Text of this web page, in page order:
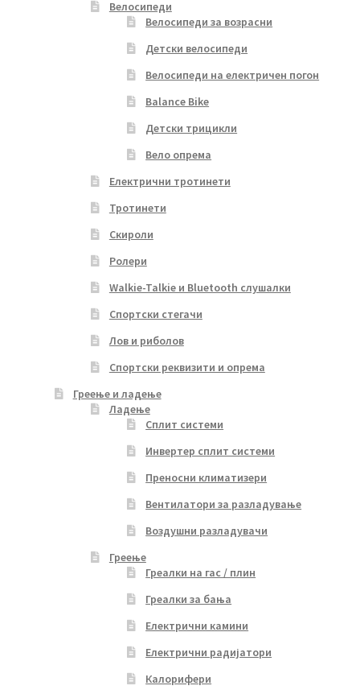
Велосипеди
Велосипеди за возрасни
Детски велосипеди
Велосипеди на електричен погон
Balance Bike
Детски трицикли
Вело опрема
Електрични тротинети
Тротинети
Скироли
Ролери
Walkie-Talkie и Bluetooth слушалки
Спортски стегачи
Лов и риболов
Спортски реквизити и опрема
Греење и ладење
Ладење
Сплит системи
Инвертер сплит системи
Преносни климатизери
Вентилатори за разладување
Воздушни разладувачи
Греење
Греалки на гас / плин
Греалки за бања
Електрични камини
Електрични радијатори
Калорифери